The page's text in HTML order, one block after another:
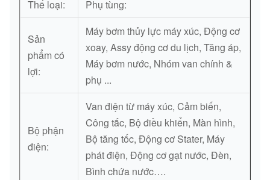
Thể loại: Phụ tùng:
Sản
phẩm có
lợi:
Máy bơm thủy lực máy xúc, Động cơ
xoay, Assy động cơ du lịch, Tăng áp,
Máy bơm nước, Nhóm van chính &
phụ ...
Bộ phận
điện:
Van điện từ máy xúc, Cảm biến,
Công tắc, Bộ điều khiển, Màn hình,
Bộ tăng tốc, Động cơ Stater, Máy
phát điện, Động cơ gạt nước, Đèn,
Bình chứa nước….